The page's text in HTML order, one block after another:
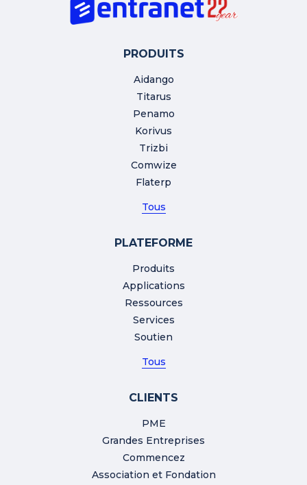
PRODUITS
Aidango
Titarus
Penamo
Korivus
Trizbi
Comwize
Flaterp
Tous
PLATEFORME
Produits
Applications
Ressources
Services
Soutien
Tous
CLIENTS
PME
Grandes Entreprises
Commencez
Association et Fondation